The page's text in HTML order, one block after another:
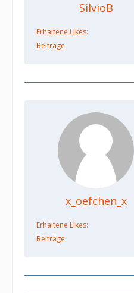
SilvioB
Erhaltene Likes
Beiträge
x_oefchen_x
Erhaltene Likes
Beiträge